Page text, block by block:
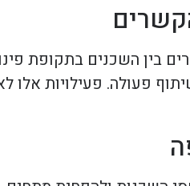
בין השכנים בתקופת
פעולה. פעילויות